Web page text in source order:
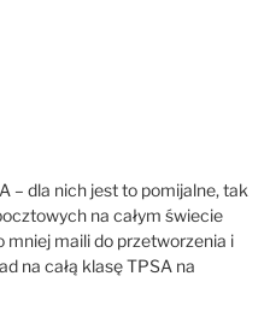
– dla nich jest to pomijalne, tak
na całym świecie
mniej maili do przetworzenia i
na całą klasę TPSA na